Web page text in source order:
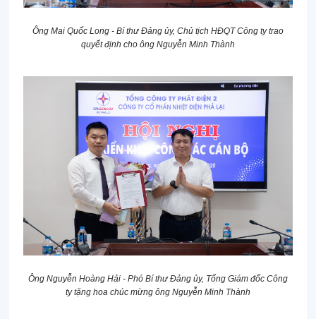
Ông Mai Quốc Long - Bí thư Đảng ủy, Chủ tịch HĐQT Công tytrao
quyết định cho ông Nguyễn Minh Thành
Ông Nguyễn Hoàng Hải - Phó Bí thư Đảng ủy, Tổng Giám đốc Công
tytặng hoa chúc mừng ông Nguyễn Minh Thành